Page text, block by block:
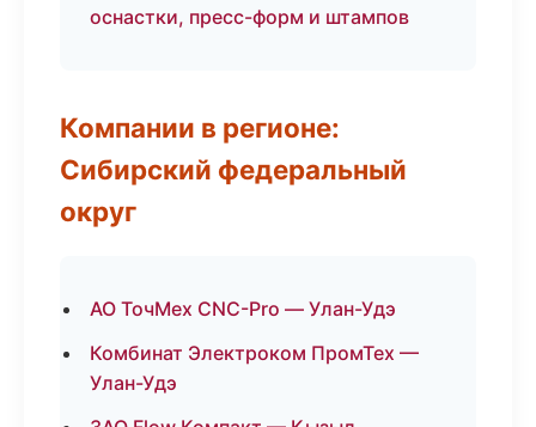
оснастки, пресс-форм и штампов
Компании в регионе:
Сибирский федеральный
округ
АО ТочМех CNC-Pro — Улан-Удэ
Комбинат Электроком ПромТех —
Улан-Удэ